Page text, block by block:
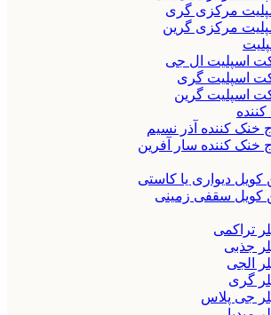
مرکزی گری
مرکزی گرین
اسپلیت ال جی
اسپلیت گری
اسپلیت گرین
خنک کننده آذر نسیم
خنک کننده سار آفرین
کویل دیواری یا کاستی
کویل سقفی زمینی
تراکمی
جذبی
الجی
گری
جی پلاس